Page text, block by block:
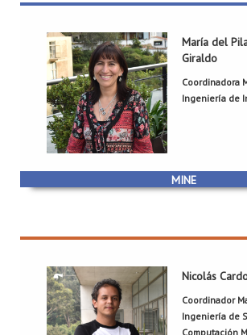
María del
Giraldo
Coordinadora
Ingeniería de
María del Pilar
COMIT-Comunicaciones y
Nicolás
Coordinador
Ingeniería de
Computación
Nicolás